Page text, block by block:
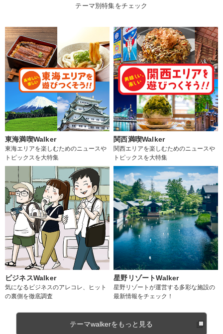
テーマ別特集をチェック
東海満喫Walker
東海エリアを楽しむためのニュースや
トピックスを大特集
関西満喫Walker
関西エリアを楽しむためのニュースや
トピックスを大特集
ビジネスWalker
気になるビジネスのアレコレ、ヒット
の裏側を徹底調査
星野リゾートWalker
星野リゾートが運営する多彩な施設の
最新情報をチェック！
テーマwalkerをもっと見る